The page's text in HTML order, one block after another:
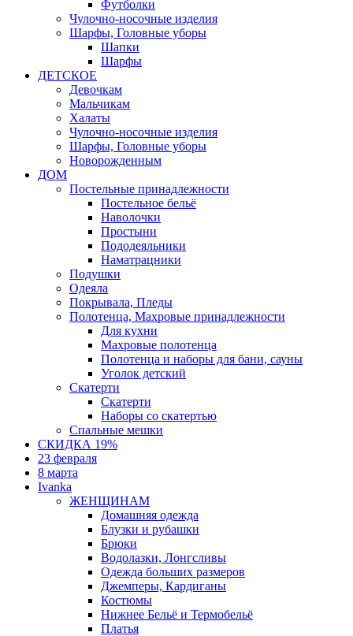
Футболки
Чулочно-носочные изделия
Шарфы, Головные уборы
Шапки
Шарфы
ДЕТСКОЕ
Девочкам
Мальчикам
Халаты
Чулочно-носочные изделия
Шарфы, Головные уборы
Новорожденным
ДОМ
Постельные принадлежности
Постельное бельё
Наволочки
Простыни
Пододеяльники
Наматрацники
Подушки
Одеяла
Покрывала, Пледы
Полотенца, Махровые принадлежности
Для кухни
Махровые полотенца
Полотенца и наборы для бани, сауны
Уголок детский
Скатерти
Скатерти
Наборы со скатертью
Спальные мешки
СКИДКА 19%
23 февраля
8 марта
Ivanka
ЖЕНЩИНАМ
Домашняя одежда
Блузки и рубашки
Брюки
Водолазки, Лонгсливы
Одежда больших размеров
Джемперы, Кардиганы
Костюмы
Нижнее Бельё и Термобельё
Платья